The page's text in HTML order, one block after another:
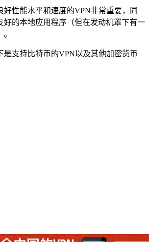
好性能水平和速度的VPN非常重要，同
好的本地应用程序（但在发动机罩下有一
是支持比特币的VPN以及其他加密货币